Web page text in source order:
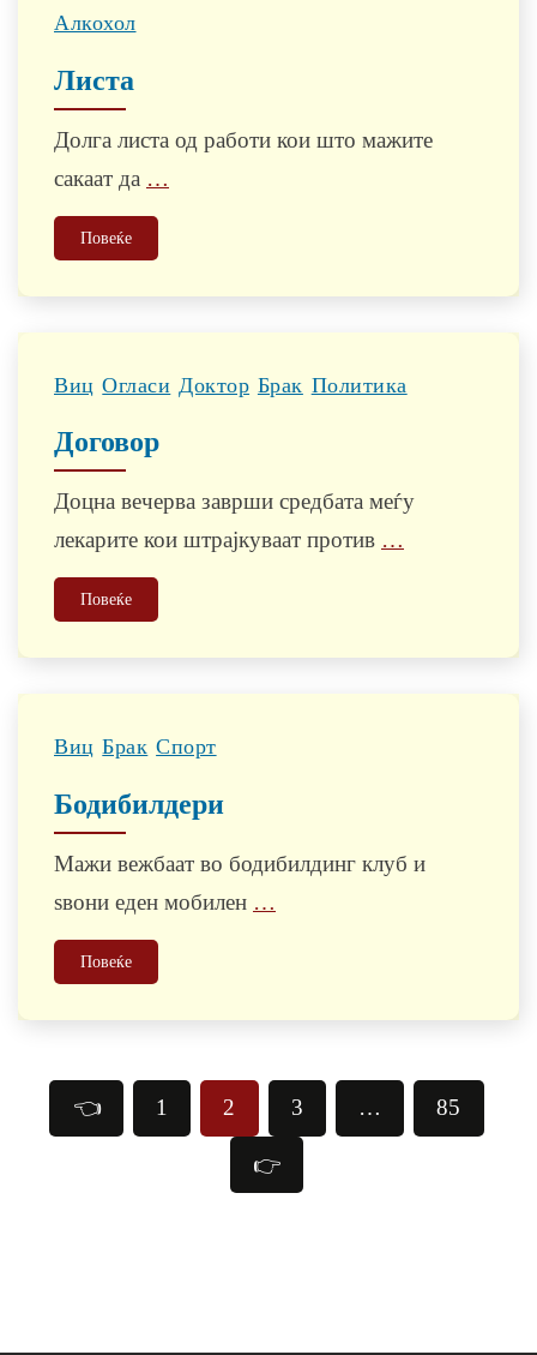
Алкохол
Листа
Долга листа од работи кои што мажите
сакаат да …
Повеќе
Виц Огласи Доктор Брак Политика
Договор
Доцна вечерва заврши средбата меѓу
лекарите кои штрајкуваат против …
Повеќе
Виц Брак Спорт
Бодибилдери
Мажи вежбаат во бодибилдинг клуб и
ѕвони еден мобилен …
Повеќе
Posts
👈 1 2 3 … 85
👉